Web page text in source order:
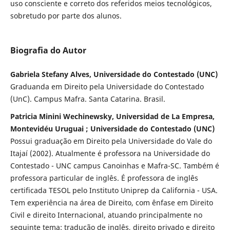
uso consciente e correto dos referidos meios tecnológicos,
sobretudo por parte dos alunos.
Biografia do Autor
Gabriela Stefany Alves, Universidade do Contestado (UNC)
Graduanda em Direito pela Universidade do Contestado
(UnC). Campus Mafra. Santa Catarina. Brasil.
Patricia Minini Wechinewsky, Universidad de La Empresa,
Montevidéu Uruguai ; Universidade do Contestado (UNC)
Possui graduação em Direito pela Universidade do Vale do
Itajaí (2002). Atualmente é professora na Universidade do
Contestado - UNC campus Canoinhas e Mafra-SC. Também é
professora particular de inglês. É professora de inglês
certificada TESOL pelo Instituto Uniprep da California - USA.
Tem experiência na área de Direito, com ênfase em Direito
Civil e direito Internacional, atuando principalmente no
seguinte tema: tradução de inglês, direito privado e direito